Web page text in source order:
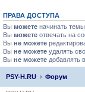
ПРАВА ДОСТУПА
Вы можете начинать темы
Вы можете отвечать на
Вы не можете
Вы не можете удалять
Вы не можете добавлять
PSY-H.RU Форум